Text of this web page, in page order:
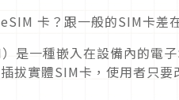
卡？跟一般的SIM卡差
是一種嵌入在設備內的電
拔實體SIM卡，使用者只